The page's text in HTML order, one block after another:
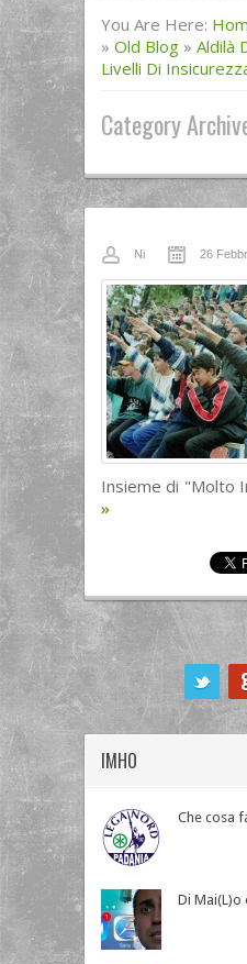
You Are Here:
» Old Blog » Aldilà
Livelli Di
Category
Ni 26
Insieme di "Molto
»
IMHO
Che cosa
Di Mai(L)o